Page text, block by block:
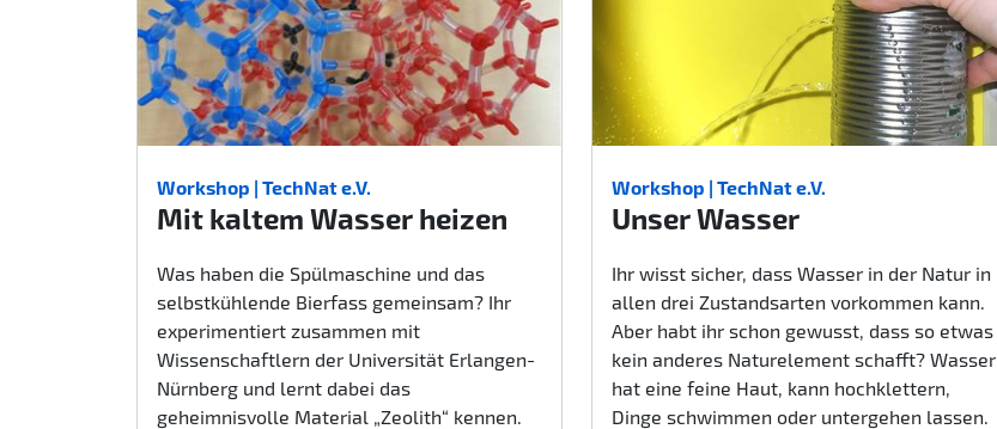
Workshop | TechNat e.V.
Mit kaltem Wasser heizen
Was haben die Spülmaschine und das
selbstkühlende Bierfass gemeinsam? Ihr
experimentiert zusammen mit
Wissenschaftlern der Universität Erlangen-
Nürnberg und lernt dabei das
geheimnisvolle Material „Zeolith“ kennen.
Workshop | TechNat e.V.
Unser Wasser
Ihr wisst sicher, dass Wasser in der Natur in
allen drei Zustandsarten vorkommen kann.
Aber habt ihr schon gewusst, dass so etwas
kein anderes Naturelement schafft? Wasser
hat eine feine Haut, kann hochklettern,
Dinge schwimmen oder untergehen lassen.